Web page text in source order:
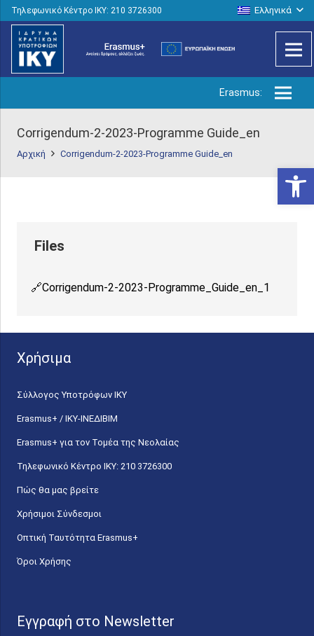
Τηλεφωνικό Κέντρο IKY: 210 3726300 Ελληνικά
Erasmus:
Corrigendum-2-2023-Programme Guide_en
Αρχική Corrigendum-2-2023-Programme Guide_en
Corrigendum-2-2023-Programme_Guide_en_1
Χρήσιμα
Σύλλογος Υποτρόφων ΙΚΥ
Erasmus+ / ΙΚΥ-ΙΝΕΔΙΒΙΜ
Erasmus+ για τον Τομέα της Νεολαίας
Τηλεφωνικό Κέντρο IKY: 210 3726300
Πώς θα μας βρείτε
Χρήσιμοι Σύνδεσμοι
Οπτική Ταυτότητα Erasmus+
Όροι Χρήσης
Εγγραφή στο Newsletter